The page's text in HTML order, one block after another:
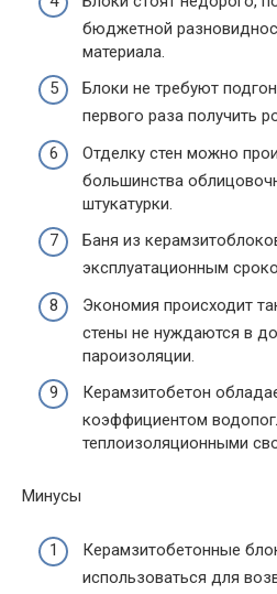
бюджетной
материала.
Блоки не требуют
первого раза получить
Отделку стен можно
большинства
штукатурки.
Баня из
эксплуатационным
Экономия происходит
стены не нуждаются в
пароизоляции.
Керамзитобетон
коэффициентом
теплоизоляционными
Минусы
Керамзитобетонные
использоваться для